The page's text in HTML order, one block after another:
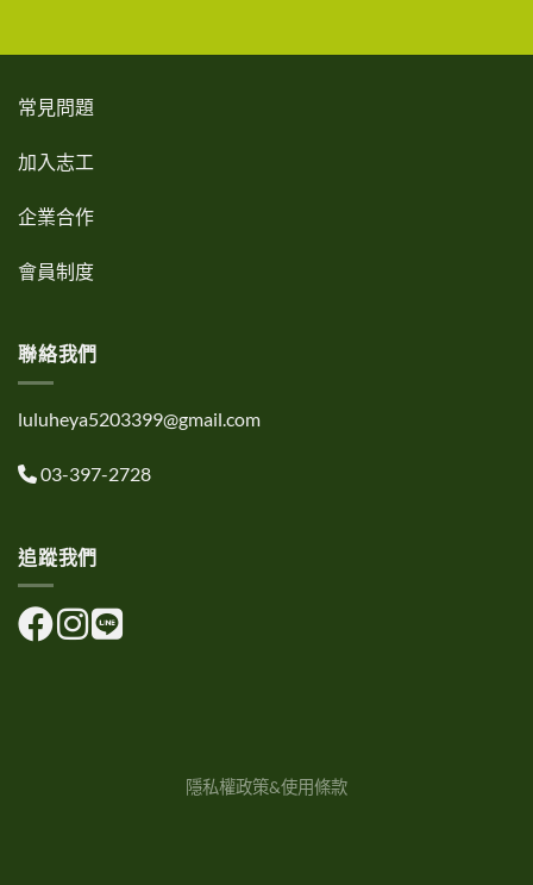
常見問題
加入志工
企業合作
會員制度
聯絡我們
luluheya5203399@gmail.com
03-397-2728
追蹤我們
隱私權政策&使用條款